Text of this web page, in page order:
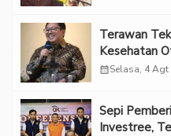
Terawan
Kesehatan
Forum 2026
calendar_monthSelasa, 4 Agt
Sepi
Investree,